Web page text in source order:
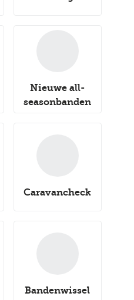
Nieuwe all-
seasonbanden
Caravancheck
Bandenwissel